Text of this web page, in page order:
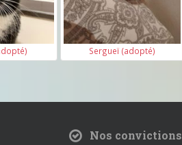
Sergueï (adopté)
Nos convictions